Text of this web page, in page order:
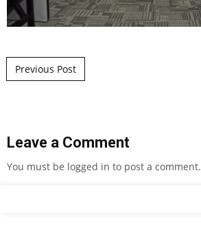
Post navigation
Previous Post
Leave a Comment
You must be logged in to post a comment.